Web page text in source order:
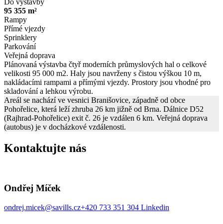
95 355 m²
Rampy
Přímé vjezdy
Sprinklery
Parkování
Veřejná doprava
Plánovaná výstavba čtyř moderních průmyslových hal o celkové
velikosti 95 000 m2. Haly jsou navrženy s čistou výškou 10 m,
nakládacími rampami a přímými vjezdy. Prostory jsou vhodné pro
skladování a lehkou výrobu.
Areál se nachází ve vesnici Branišovice, západně od obce
Pohořelice, která leží zhruba 26 km jižně od Brna. Dálnice D52
(Rajhrad-Pohořelice) exit č. 26 je vzdálen 6 km. Veřejná doprava
(autobus) je v docházkové vzdálenosti.
Kontaktujte nás
Ondřej Míček
ondrej.micek@savills.cz+420 733 351 304 Linkedin